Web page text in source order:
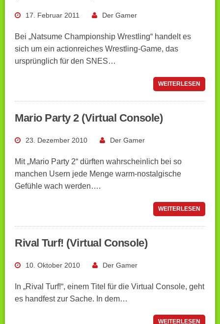
17. Februar 2011 Der Gamer
Bei „Natsume Championship Wrestling“ handelt es
sich um ein actionreiches Wrestling-Game, das
ursprünglich für den SNES…
WEITERLESEN
Mario Party 2 (Virtual Console)
23. Dezember 2010 Der Gamer
Mit „Mario Party 2“ dürften wahrscheinlich bei so
manchen Usern jede Menge warm-nostalgische
Gefühle wach werden….
WEITERLESEN
Rival Turf! (Virtual Console)
10. Oktober 2010 Der Gamer
In „Rival Turf!“, einem Titel für die Virtual Console, geht
es handfest zur Sache. In dem…
WEITERLESEN